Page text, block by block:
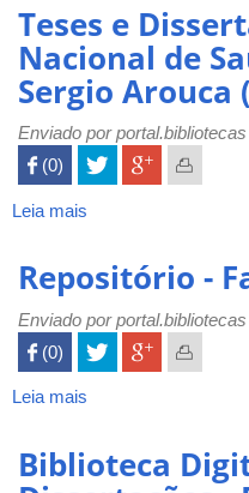
-
Fundação
Universidade
Regional
de
Blumenau
(FURB)
Teses e
Nacional de
Sergio Arouca
Enviado porportal.bibliotecas
 (0)
Leia mais
Dissertações
Escola
Nacional
Sergio
Arouca
Repositório -
Enviado porportal.bibliotecas
 (0)
Leia mais
Faculdade
Biblioteca